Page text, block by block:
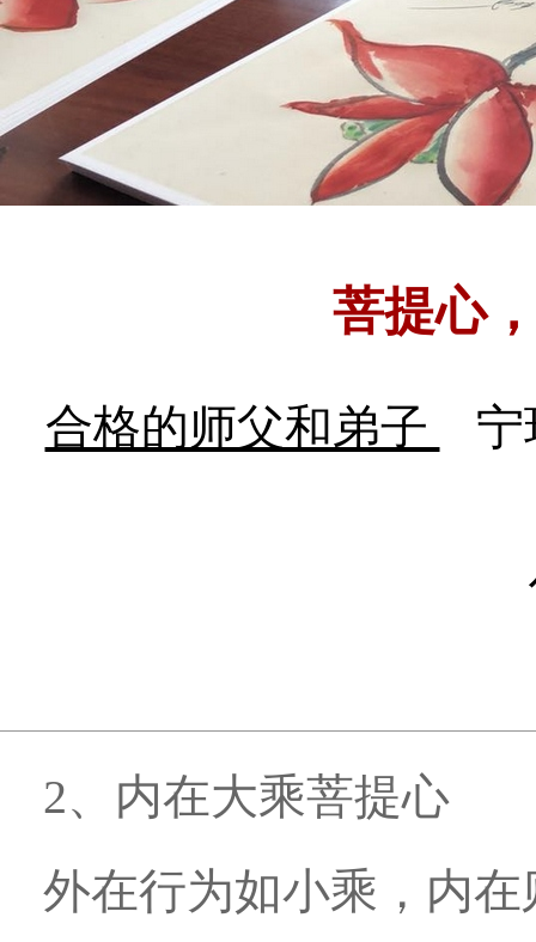
菩提心
合格的师父和弟子 宁
2、内在大乘菩提心
外在行为如小乘，内